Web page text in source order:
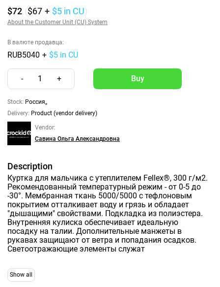
$72 ($67 + $5 in CU)
About the Customer Unit (CU) System
В валюте продавца:
RUB5040 + $5 in CU
- 1 +
Stock: Россия,,
Delivery: Product (vendor delivery)
Vendor:
Савина Ольга Александровна
Description
Куртка для мальчика с утеплителем Fellex®, 300 г/м2.
Рекомендованный температурный режим - от 0-5 до
-30°. Мембранная ткань 5000/5000 с тефлоновым
покрытием отталкивает воду и грязь и обладает
"дышащими" свойствами. Подкладка из полиэстера.
Внутренняя кулиска обеспечивает идеальную
посадку на талии. Дополнительные манжеты в
рукавах защищают от ветра и попадания осадков.
Светоотражающие элементы служат
Show all